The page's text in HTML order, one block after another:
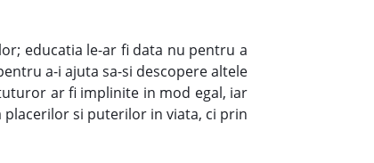
educatia le-ar fi data nu pentru a
a-i ajuta sa-si descopere altele
ar fi implinite in mod egal, iar
si puterilor in viata, ci prin